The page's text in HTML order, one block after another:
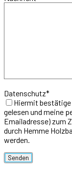
Datenschutz*
Hiermit
gelesen und meine
Emailadresse) zum
durch Hemme
werden.